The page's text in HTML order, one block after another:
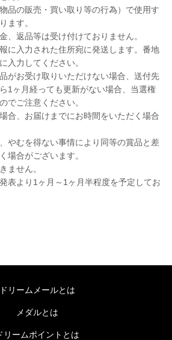
品の販売・買い取り等の行為）で使用す
ます。
、返品等は受け付けておりません。
に入力された住所宛に発送します。番地
入力してください。
がお受け取りいただけない場合、送付先
1ヶ月経っても更新がない場合、当選権
でご注意ください。
合、お届けまでにお時間をいただく場合
やむを得ない事情により同等の賞品と差
場合がございます。
ません。
表より1ヶ月～1ヶ月半程度を予定してお
ドリームメールとは
メダルとは
リームポイントとは